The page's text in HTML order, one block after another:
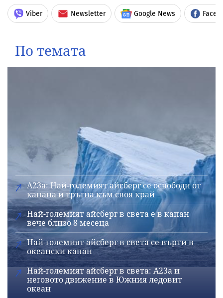
Viber Newsletter Google News
По темата
A23a: Най-големият айсберг се освободи от
капана и тръгна към своя край
Най-големият айсберг в света е в капан
вече близо 8 месеца
Най-големият айсберг в света се върти в
океански капан
Най-големият айсберг в света: A23a и
неговото движение в Южния ледовит
океан